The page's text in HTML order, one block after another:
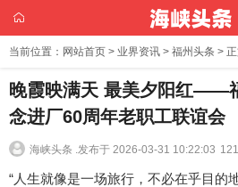
当前位置： 网站首页 > 业界资讯 > 福州头条 >
晚霞映满天 最美夕阳红——
念进厂60周年老职工联谊会
海峡头条 .发布于 2026-03-31 10:22:03
“人生就像是一场旅行，不必在乎目的